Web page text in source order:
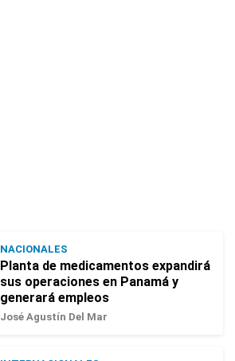
NACIONALES
Planta de medicamentos expandirá
sus operaciones en Panamá y
generará empleos
José Agustín Del Mar